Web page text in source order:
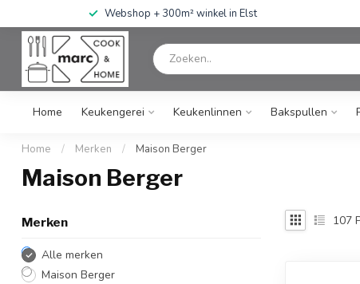
Webshop + 300m² winkel in Elst
Home Keukengerei Keukenlinnen Bakspullen
Home / Merken / Maison Berger
Maison Berger
Merken
Alle merken
Maison Berger
107